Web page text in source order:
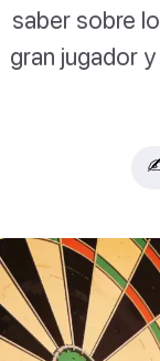
saber sobre
gran jugador